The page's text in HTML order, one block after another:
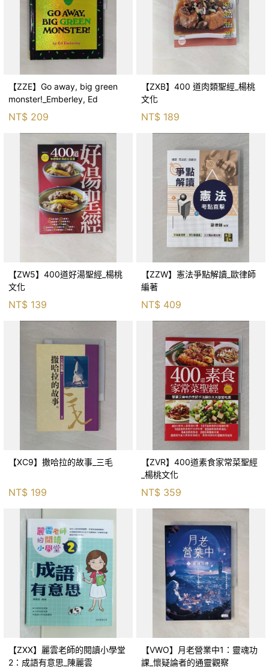
【ZZE】Go away, big green
monster!_Emberley, Ed
NT$ 209
【ZXB】400 道肉類聖經_楊桃
文化
NT$ 189
【ZW5】400道好湯聖經_楊桃
文化
NT$ 139
【ZZW】憲法爭點解讀_歐律師
編著
NT$ 409
【XC9】撒哈拉的故事_三毛
NT$ 199
【ZVR】400道素食家常菜聖經
_楊桃文化
NT$ 359
【ZXX】麗雲老師的閱讀小學堂
2：成語有意思_陳麗雲
【VWO】月老營業中1：靈魂功
課_懷疑論者的通靈觀察